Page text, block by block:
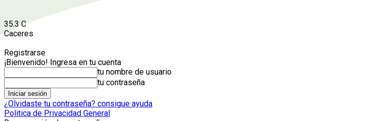
35.3 C
Caceres
Registrarse
¡Bienvenido! Ingresa en tu cuenta
tu nombre de usuario
tu contraseña
¿Olvidaste tu contraseña? consigue ayuda
Politica de Privacidad General